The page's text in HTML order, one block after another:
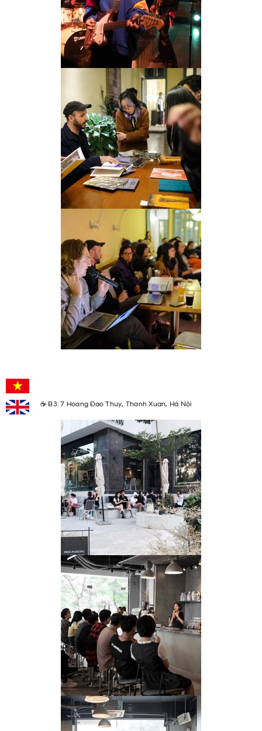
☕ B3. 7 Hoang Đao Thuy, Thanh Xuan, Hà Nội